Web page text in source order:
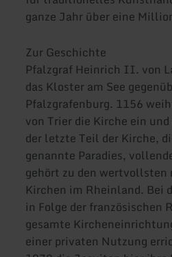
ganze Jahr über eine
Zur Geschichte
Pfalzgraf Heinrich II. von
das Kloster am See
Pfalzgrafenburg. 1156
von Trier die Kirche ein
der letzte Teil der Kirche,
genannte Paradies,
gehört zu den wertvollsten
Kirchen im Rheinland. Bei
in Folge der französischen
gesamte
einer privaten Nutzung